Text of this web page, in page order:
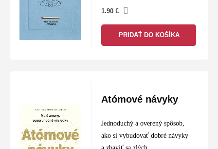
1.90€
PRIDAŤ DO KOŠÍKA
Atómové návyky
Jednoduchý a overený spôsob,
ako si vybudovať dobré návyky